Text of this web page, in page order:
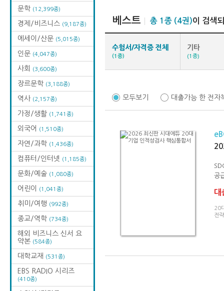
문학 (12,399종)
경제/비즈니스 (9,187종)
에세이/산문 (5,015종)
인문 (4,047종)
사회 (3,600종)
장르문학 (3,188종)
역사 (2,157종)
가정/생활 (1,741종)
외국어 (1,510종)
자연/과학 (1,436종)
컴퓨터/인터넷 (1,185종)
문화/예술 (1,080종)
어린이 (1,041종)
취미/여행 (992종)
종교/역학 (734종)
해외 비즈니스 신서 요
약본 (584종)
대학교재 (531종)
EBS RADIO 시리즈
(410종)
베스트 총 1종 (4권)이 검색
수험서/자격증 전체
(1종)
기타
(1종)
모두보기 대출가능 한 전자
공
대
20
전